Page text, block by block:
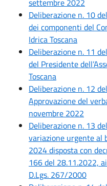
settembre 2022
Deliberazione n. 10
dei componenti del
Idrica Toscana
Deliberazione n. 11
del Presidente
Toscana
Deliberazione n. 12
Approvazione del
novembre 2022
Deliberazione n. 13
variazione urgente al
2024 disposta con
166 del 28.11.2022,
D.Lgs. 267/2000